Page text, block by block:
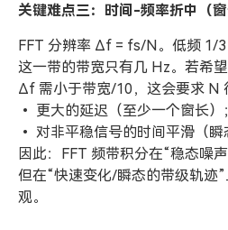
关键难点三：时间-频率折中（窗
FFT 分辨率 Δf = fs/N。低频 1/
这一带的带宽只有几 Hz。若希
Δf 需小于带宽/10，这会要求 N
• 更大的延迟（至少一个窗长）
• 对非平稳信号的时间平滑（瞬
因此：FFT 频带积分在“稳态噪
但在“快速变化/瞬态的带级轨迹
观。